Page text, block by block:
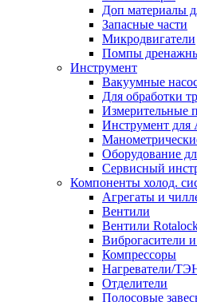
Доп материалы
Запасные части
Микродвигатели
Помпы
Инструмент
Вакуумные
Для обработки
Измерительные
Инструмент для
Оборудование
Сервисный
Компоненты холод.
Агрегаты и
Вентили
Вентили
Виброгасители
Компрессоры
Нагреватели/
Отделители
Полосовые